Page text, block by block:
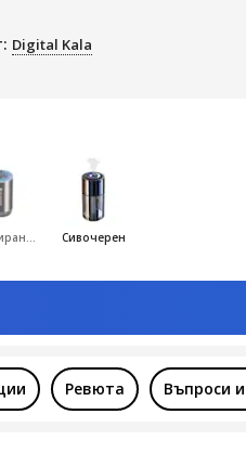
Digital Kala
Гланцирано черно Сивочерен
Ревюта Въпроси